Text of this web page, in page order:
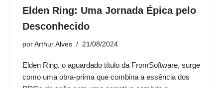
Elden Ring: Uma Jornada Épica pelo
Desconhecido
por Arthur Alves 21/08/2024
Elden Ring, o aguardado título da FromSoftware, surge
como uma obra-prima que combina a essência dos